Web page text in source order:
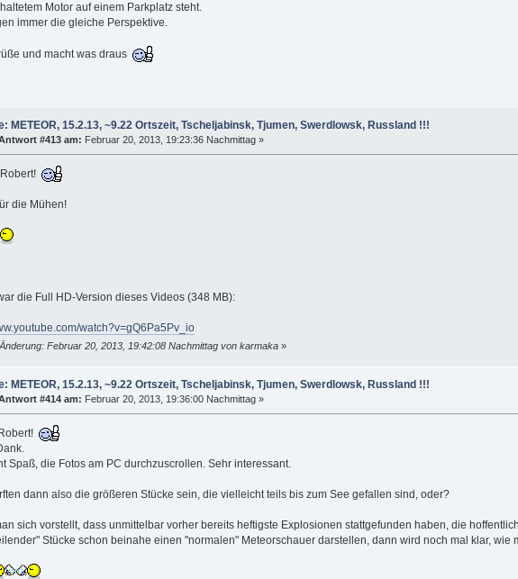
Motor auf einem Parkplatz steht.
immer die gleiche Perspektive.
und macht was draus
METEOR, 15.2.13, ~9.22 Ortszeit, Tscheljabinsk, Tjumen, Swerdlowsk, Russland !!!
#413 am: Februar 20, 2013, 19:23:36 Nachmittag »
die Mühen!
die Full HD-Version dieses Videos (348 MB):
watch?v=gQ6Pa5Pv_io
Februar 20, 2013, 19:42:08 Nachmittag von karmaka»
METEOR, 15.2.13, ~9.22 Ortszeit, Tscheljabinsk, Tjumen, Swerdlowsk, Russland !!!
#414 am: Februar 20, 2013, 19:36:00 Nachmittag »
Spaß, die Fotos am PC durchzuscrollen. Sehr interessant.
dann also die größeren Stücke sein, die vielleicht teils bis zum See gefallen sind, oder?
sich vorstellt, dass unmittelbar vorher bereits heftigste Explosionen stattgefunden haben, die
Stücke schon beinahe einen "normalen" Meteorschauer darstellen, dann wird noch mal klar, wie